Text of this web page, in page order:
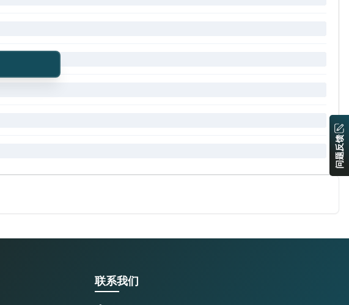
联系我们
问题反馈